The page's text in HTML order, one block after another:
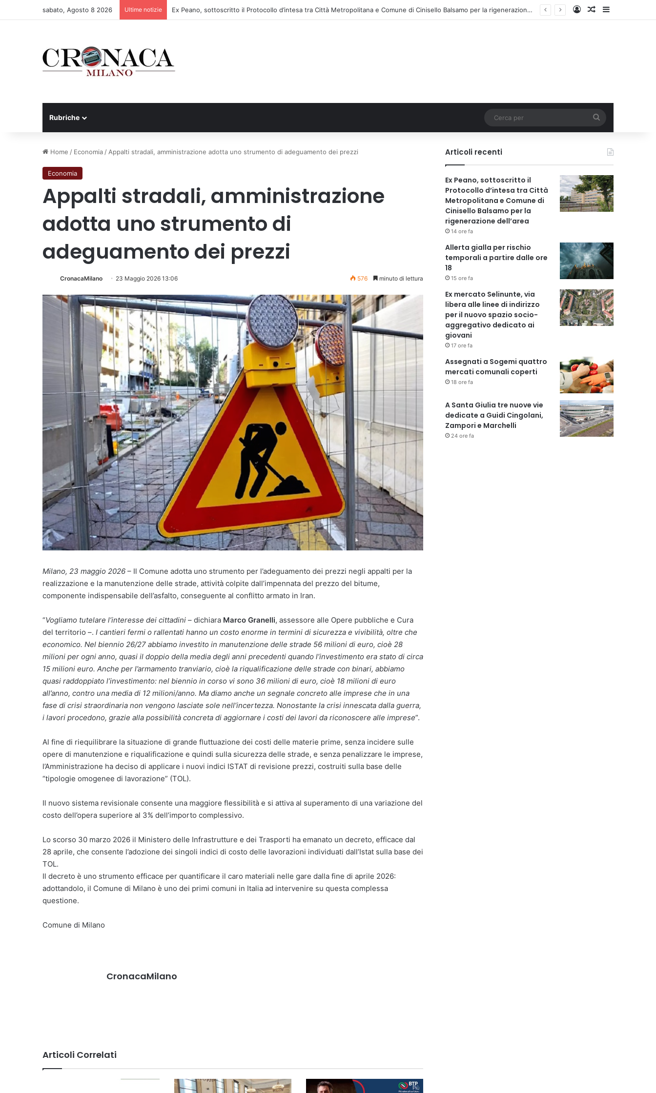
sabato, Agosto 8 2026 Ultime notizie Ex Peano, sottoscritto il Protocollo d’intesa tra Città Metropolitana e Comune di Cinisello Balsamo per la rigenerazione dell’area AccediUn articolo a
Rubriche
per
Home / Economia / Appalti stradali, amministrazione adotta uno strumento di adeguamento dei prezzi
Economia
Appalti stradali, amministrazione
adotta uno strumento di
adeguamento dei prezzi
CronacaMilano 23 Maggio 2026 13:06 576 minuto di lettura
Milano, 23 maggio 2026 – Il Comune adotta uno strumento per l’adeguamento dei prezzi negli appalti per la
realizzazione e la manutenzione delle strade, attività colpite dall’impennata del prezzo del bitume,
componente indispensabile dell’asfalto, conseguente al conflitto armato in Iran.
“Vogliamo tutelare l’interesse dei cittadini – dichiara Marco Granelli, assessore alle Opere pubbliche e Cura
del territorio –. I cantieri fermi o rallentati hanno un costo enorme in termini di sicurezza e vivibilità, oltre che
economico. Nel biennio 26/27 abbiamo investito in manutenzione delle strade 56 milioni di euro, cioè 28
milioni per ogni anno, quasi il doppio della media degli anni precedenti quando l’investimento era stato di circa
15 milioni euro. Anche per l’armamento tranviario, cioè la riqualificazione delle strade con binari, abbiamo
quasi raddoppiato l’investimento: nel biennio in corso vi sono 36 milioni di euro, cioè 18 milioni di euro
all’anno, contro una media di 12 milioni/anno. Ma diamo anche un segnale concreto alle imprese che in una
fase di crisi straordinaria non vengono lasciate sole nell’incertezza. Nonostante la crisi innescata dalla guerra,
i lavori procedono, grazie alla possibilità concreta di aggiornare i costi dei lavori da riconoscere alle imprese”.
Al fine di riequilibrare la situazione di grande fluttuazione dei costi delle materie prime, senza incidere sulle
opere di manutenzione e riqualificazione e quindi sulla sicurezza delle strade, e senza penalizzare le imprese,
l’Amministrazione ha deciso di applicare i nuovi indici ISTAT di revisione prezzi, costruiti sulla base delle
“tipologie omogenee di lavorazione” (TOL).
Il nuovo sistema revisionale consente una maggiore flessibilità e si attiva al superamento di una variazione del
costo dell’opera superiore al 3% dell’importo complessivo.
Lo scorso 30 marzo 2026 il Ministero delle Infrastrutture e dei Trasporti ha emanato un decreto, efficace dal
28 aprile, che consente l’adozione dei singoli indici di costo delle lavorazioni individuati dall’Istat sulla base dei
TOL.
Il decreto è uno strumento efficace per quantificare il caro materiali nelle gare dalla fine di aprile 2026:
adottandolo, il Comune di Milano è uno dei primi comuni in Italia ad intervenire su questa complessa
questione.
Comune di Milano
CronacaMilano
Articoli Correlati
Articoli recenti
Ex Peano, sottoscritto il
Protocollo d’intesa tra Città
Metropolitana e Comune di
Cinisello Balsamo per la
rigenerazione dell’area
14 ore fa
Allerta gialla per rischio
temporali a partire dalle ore
18
15 ore fa
Ex mercato Selinunte, via
libera alle linee di indirizzo
per il nuovo spazio socio-
aggregativo dedicato ai
giovani
17 ore fa
Assegnati a Sogemi quattro
mercati comunali coperti
18 ore fa
A Santa Giulia tre nuove vie
dedicate a Guidi Cingolani,
Zampori e Marchelli
24 ore fa